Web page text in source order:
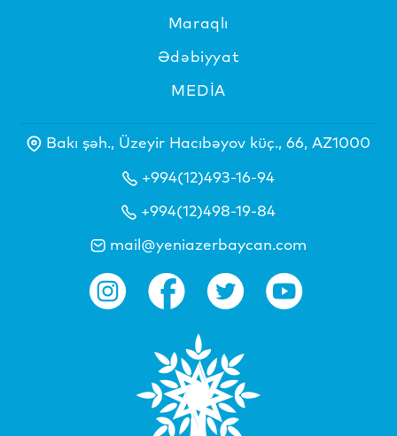
Maraqlı
Ədəbiyyat
MEDİA
Bakı şəh., Üzeyir Hacıbəyov küç., 66, AZ1000
+994(12)493-16-94
+994(12)498-19-84
mail@yeniazerbaycan.com